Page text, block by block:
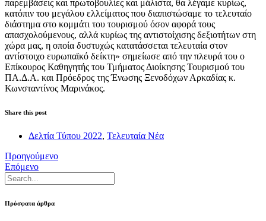
παρεμβάσεις και πρωτοβουλίες και μάλιστα, θα λέγαμε κυρίως,
κατόπιν του μεγάλου ελλείματος που διαπιστώσαμε το τελευταίο
διάστημα στο κομμάτι του τουρισμού όσον αφορά τους
απασχολούμενους, αλλά κυρίως της αντιστοίχισης δεξιοτήτων στη
χώρα μας, η οποία δυστυχώς κατατάσσεται τελευταία στον
αντίστοιχο ευρωπαϊκό δείκτη» σημείωσε από την πλευρά του ο
Επίκουρος Καθηγητής του Τμήματος Διοίκησης Τουρισμού του
ΠΑ.Δ.Α. και Πρόεδρος της Ένωσης Ξενοδόχων Αρκαδίας κ.
Κωνσταντίνος Μαρινάκος.
Share this post
Δελτία Τύπου 2022, Τελευταία Νέα
Προηγούμενο
Επόμενο
Πρόσφατα άρθρα